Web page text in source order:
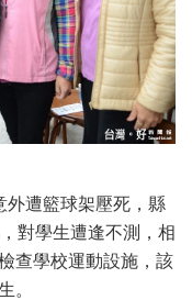
外遭籃球架壓死，縣
對學生遭逢不測，相
查學校運動設施，該
。